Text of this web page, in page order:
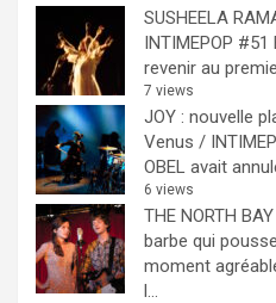
SUSHEELA
INTIMEPOP #51
revenir au
7 views
JOY : nouvelle
Venus /
OBEL avait
6 views
THE NORTH
barbe qui
moment
l...